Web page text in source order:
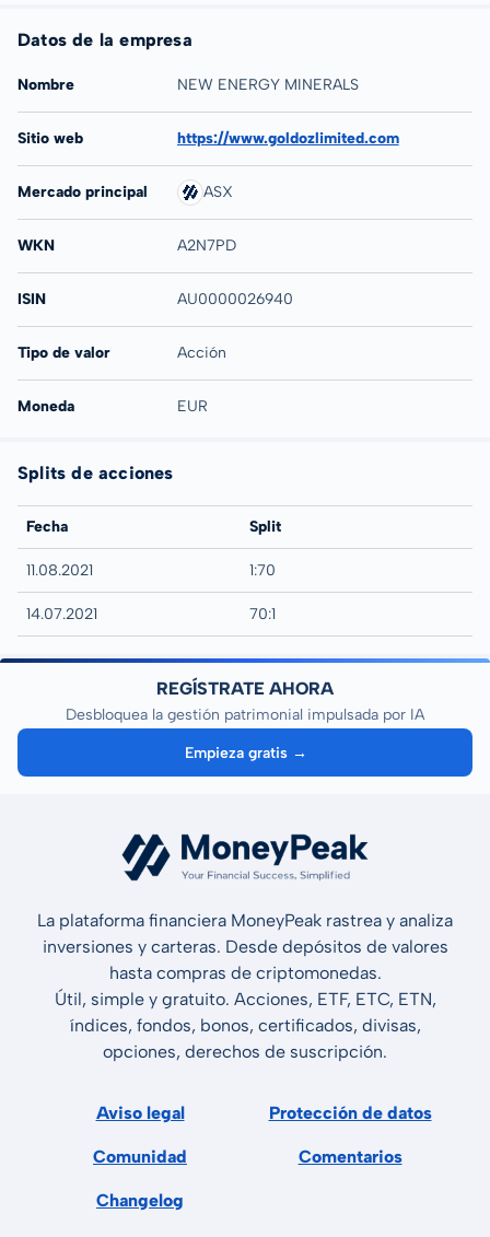
Datos de la empresa
Nombre NEW ENERGY MINERALS
Sitio web https://www.goldozlimited.com
Mercado principal ASX
WKN A2N7PD
ISIN AU0000026940
Tipo de valor Acción
Moneda EUR
Splits de acciones
Fecha Split
11.08.2021 1:70
14.07.2021 70:1
REGÍSTRATE AHORA
Desbloquea la gestión patrimonial impulsada por IA
Empieza gratis →
La plataforma financiera MoneyPeak rastrea y analiza
inversiones y carteras. Desde depósitos de valores
hasta compras de criptomonedas.
Útil, simple y gratuito. Acciones, ETF, ETC, ETN,
índices, fondos, bonos, certificados, divisas,
opciones, derechos de suscripción.
Aviso legal Protección de datos
Comunidad Comentarios
Changelog